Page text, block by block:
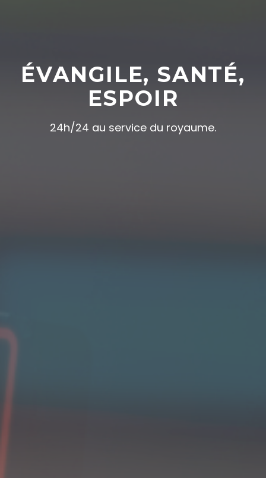
ÉVANGILE, SANTÉ,
ESPOIR
24h/24 au service du royaume.